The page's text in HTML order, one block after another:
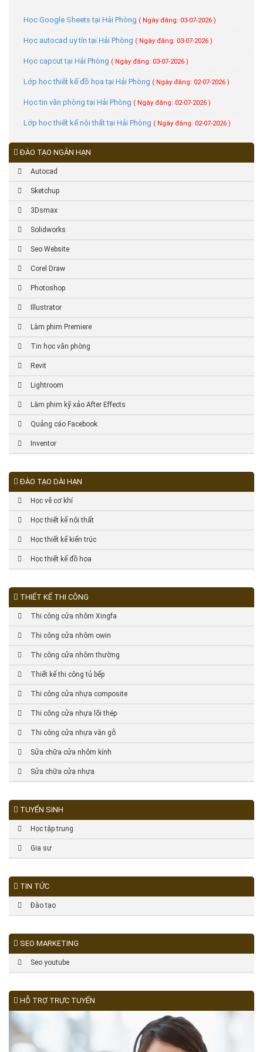
Học Google Sheets tại Hải Phòng ( Ngày đăng: 03-07-2026 )
Học autocad uy tín tại Hải Phòng ( Ngày đăng: 03-07-2026 )
Học capcut tại Hải Phòng ( Ngày đăng: 03-07-2026 )
Lớp học thiết kế đồ họa tại Hải Phòng ( Ngày đăng: 02-07-2026 )
Học tin văn phòng tại Hải Phòng ( Ngày đăng: 02-07-2026 )
Lớp học thiết kế nội thất tại Hải Phòng ( Ngày đăng: 02-07-2026 )
ĐÀO TẠO NGẮN HẠN
Autocad
Sketchup
3Dsmax
Solidworks
Seo Website
Corel Draw
Photoshop
Illustrator
Làm phim Premiere
Tin học văn phòng
Revit
Lightroom
Làm phim kỹ xảo After Effects
Quảng cáo Facebook
Inventor
ĐÀO TẠO DÀI HẠN
Học vẽ cơ khí
Học thiết kế nội thất
Học thiết kế kiến trúc
Học thiết kế đồ họa
THIẾT KẾ THI CÔNG
Thi công cửa nhôm Xingfa
Thi công cửa nhôm owin
Thi công cửa nhôm thường
Thiết kế thi công tủ bếp
Thi công cửa nhựa composite
Thi công cửa nhựa lõi thép
Thi công cửa nhựa vân gỗ
Sửa chữa cửa nhôm kính
Sửa chữa cửa nhựa
TUYỂN SINH
Học tập trung
Gia sư
TIN TỨC
Đào tạo
SEO MARKETING
Seo youtube
HỖ TRỢ TRỰC TUYẾN